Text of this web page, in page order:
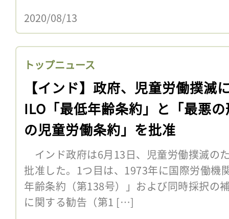
2020/08/13
トップニュース
【インド】政府、児童労働撲滅
ILO「最低年齢条約」と「最悪
の児童労働条約」を批准
インド政府は6月13日、児童労働撲滅の
批准した。1つ目は、1973年に国際労働機
年齢条約（第138号）」および同時採択の
に関する勧告（第1 […]